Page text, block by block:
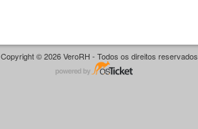
Copyright © 2026 VeroRH - Todos os direitos reservados.